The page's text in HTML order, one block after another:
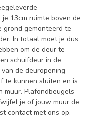
13cm ruimte boven de
grond gemonteerd te
In totaal moet je dus
om de deur te
schuifdeur in de
de deuropening
te kunnen sluiten en is
muur. Plafondbeugels
je of jouw muur de
contact met ons op.